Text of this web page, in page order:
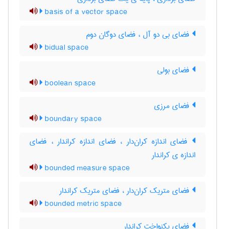
basis of a vector space
فضای بی دو آل ، فضای دوگان دوم
bidual space
فضای بولی
boolean space
فضای مرزی
boundary space
فضای اندازه کران‌دار ، فضای اندازه کراندار ، فضای
اندازه ی کراندار
bounded measure space
فضای متریک کران‌دار ، فضای متریک کراندار
bounded metric space